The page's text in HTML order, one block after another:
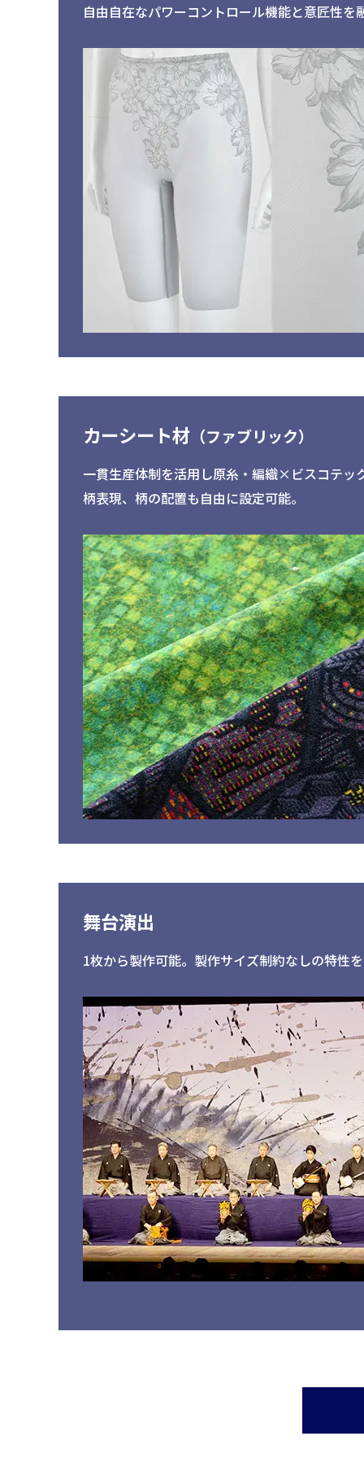
自由自在なパワーコントロール機能と意匠性を
カーシート材 （ファブリック）
一貫生産体制を活用し原糸・編織×ビスコテッ
柄表現、柄の配置も自由に設定可能。
舞台演出
1枚から製作可能。製作サイズ制約なしの特性